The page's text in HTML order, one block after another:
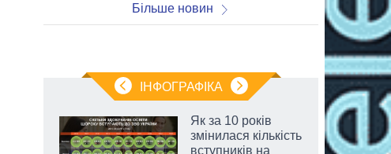
Більше новин
ІНФОГРАФІКА
Як за 10 років
змінилася кількість
вступників на